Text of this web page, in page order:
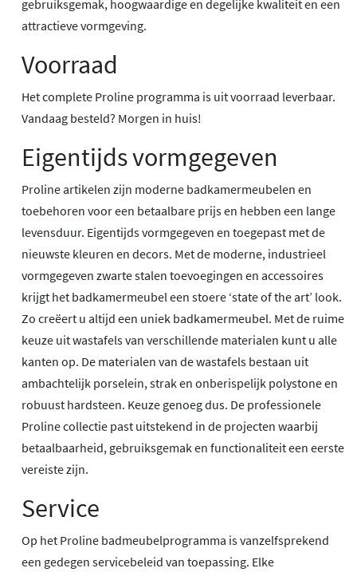
gebruiksgemak, hoogwaardige en degelijke kwaliteit en een
attractieve vormgeving.
Voorraad
Het complete Proline programma is uit voorraad leverbaar.
Vandaag besteld? Morgen in huis!
Eigentijds vormgegeven
Proline artikelen zijn moderne badkamermeubelen en
toebehoren voor een betaalbare prijs en hebben een lange
levensduur. Eigentijds vormgegeven en toegepast met de
nieuwste kleuren en decors. Met de moderne, industrieel
vormgegeven zwarte stalen toevoegingen en accessoires
krijgt het badkamermeubel een stoere ‘state of the art’ look.
Zo creëert u altijd een uniek badkamermeubel. Met de ruime
keuze uit wastafels van verschillende materialen kunt u alle
kanten op. De materialen van de wastafels bestaan uit
ambachtelijk porselein, strak en onberispelijk polystone en
robuust hardsteen. Keuze genoeg dus. De professionele
Proline collectie past uitstekend in de projecten waarbij
betaalbaarheid, gebruiksgemak en functionaliteit een eerste
vereiste zijn.
Service
Op het Proline badmeubelprogramma is vanzelfsprekend
een gedegen servicebeleid van toepassing. Elke